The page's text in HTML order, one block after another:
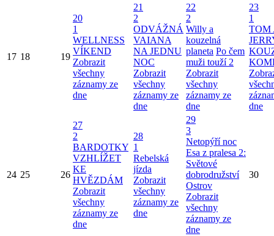
17 18 19
20
1
WELLNESS
VÍKEND
Zobrazit
všechny
záznamy ze
dne
21
2
ODVÁŽNÁ
VAIANA
NA JEDNU
NOC
Zobrazit
všechny
záznamy ze
dne
22
2
Willy a
kouzelná
planeta Po čem
muži touží 2
Zobrazit
všechny
záznamy ze
dne
23
1
TOM
dne
24 25 26
27
2
BARDOTKY
VZHLÍŽET
KE
HVĚZDÁM
Zobrazit
všechny
záznamy ze
dne
28
1
Rebelská
jízda
Zobrazit
všechny
záznamy ze
dne
29
3
Netopýří noc
Esa z pralesa 2:
Světové
dobrodružství
Ostrov
Zobrazit
všechny
záznamy ze
dne
30